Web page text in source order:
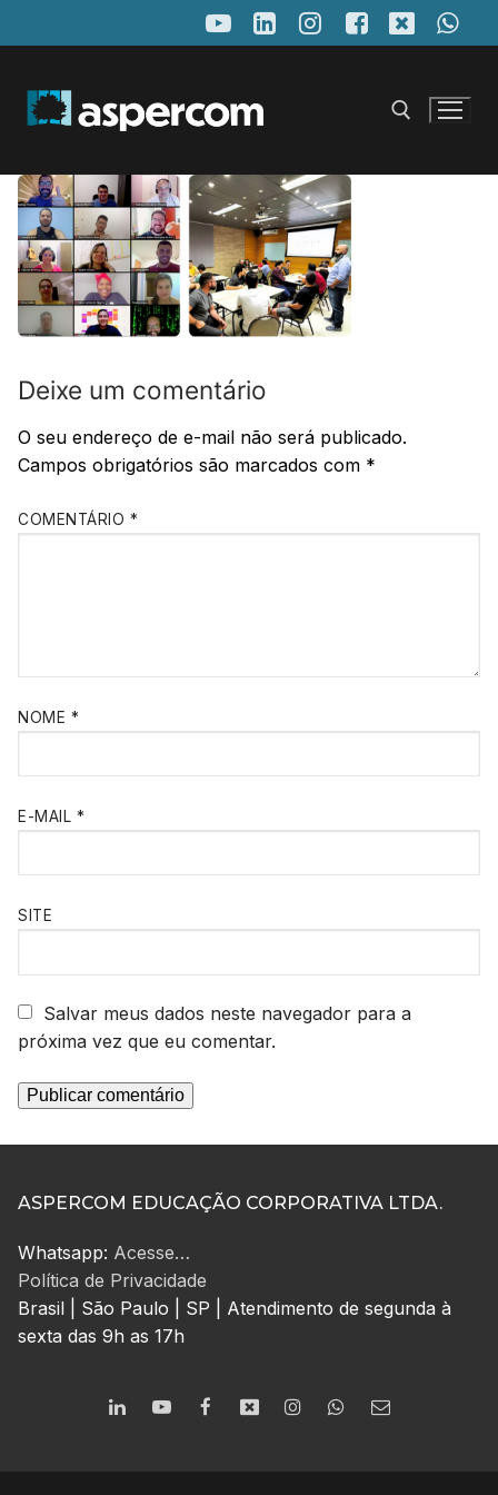
para
conteúdo
Deixe um comentário
O seu endereço de e-mail não será publicado.
Campos obrigatórios são marcados com *
COMENTÁRIO *
NOME *
E-MAIL *
SITE
Salvar meus dados neste navegador para a
próxima vez que eu comentar.
ASPERCOM EDUCAÇÃO CORPORATIVA LTDA.
Whatsapp: Acesse…
Política de Privacidade
Brasil | São Paulo | SP | Atendimento de segunda à
sexta das 9h as 17h